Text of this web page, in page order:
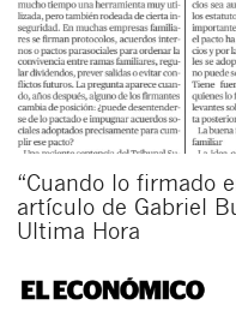
“Cuando lo firmado
artículo de Gabriel
Ultima Hora